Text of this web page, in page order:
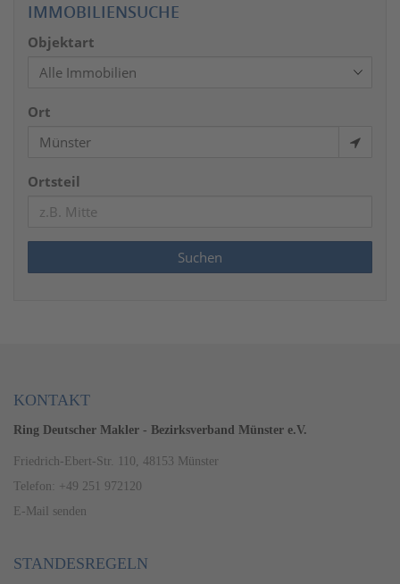
IMMOBILIENSUCHE
Objektart
Ort
Ortsteil
KONTAKT
Ring Deutscher Makler - Bezirksverband Münster e.V.
Friedrich-Ebert-Str. 110, 48153 Münster
Telefon: +49 251 972120
E-Mail senden
STANDESREGELN